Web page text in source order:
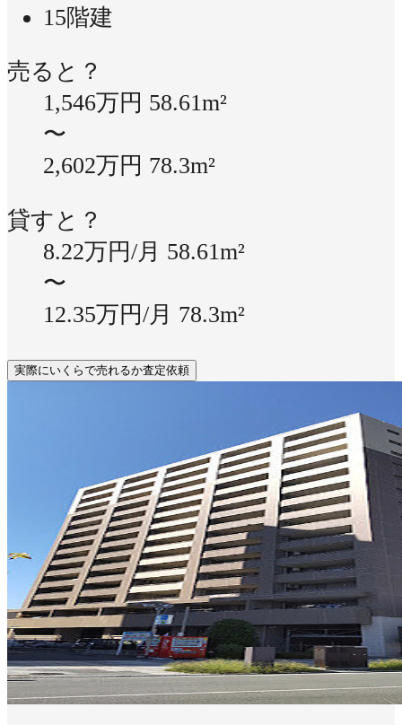
15階建
売ると？
1,546万円 58.61m²
〜
2,602万円 78.3m²
貸すと？
8.22万円/月 58.61m²
〜
12.35万円/月 78.3m²
実際にいくらで売れるか査定依頼